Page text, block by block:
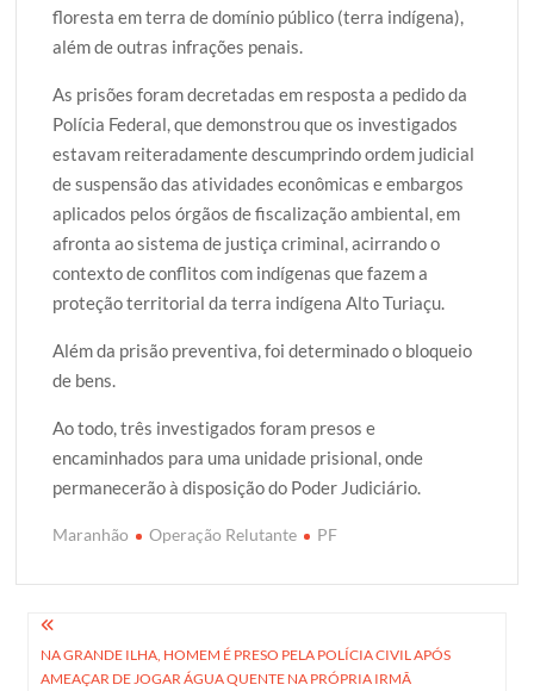
floresta em terra de domínio público (terra indígena),
além de outras infrações penais.
As prisões foram decretadas em resposta a pedido da
Polícia Federal, que demonstrou que os investigados
estavam reiteradamente descumprindo ordem judicial
de suspensão das atividades econômicas e embargos
aplicados pelos órgãos de fiscalização ambiental, em
afronta ao sistema de justiça criminal, acirrando o
contexto de conflitos com indígenas que fazem a
proteção territorial da terra indígena Alto Turiaçu.
Além da prisão preventiva, foi determinado o bloqueio
de bens.
Ao todo, três investigados foram presos e
encaminhados para uma unidade prisional, onde
permanecerão à disposição do Poder Judiciário.
Maranhão Operação Relutante PF
Navegação
de
NA GRANDE ILHA, HOMEM É PRESO PELA POLÍCIA CIVIL APÓS
AMEAÇAR DE JOGAR ÁGUA QUENTE NA PRÓPRIA IRMÃ